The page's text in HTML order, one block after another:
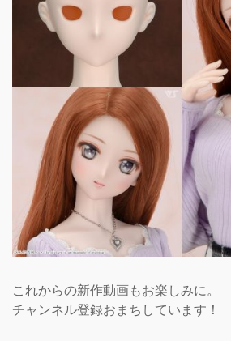
これからの新作動画もお楽しみに。
チャンネル登録おまちしています！